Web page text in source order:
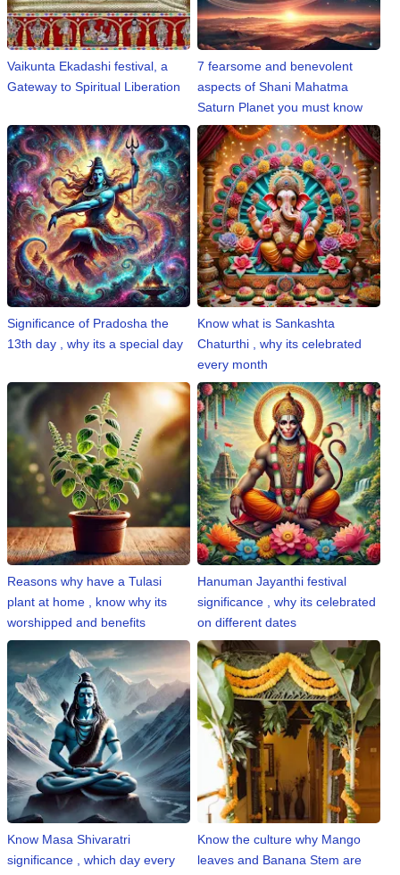
Vaikunta Ekadashi festival, a
Gateway to Spiritual Liberation
7 fearsome and benevolent
aspects of Shani Mahatma
Saturn Planet you must know
Significance of Pradosha the
13th day , why its a special day
Know what is Sankashta
Chaturthi , why its celebrated
every month
Reasons why have a Tulasi
plant at home , know why its
worshipped and benefits
Hanuman Jayanthi festival
significance , why its celebrated
on different dates
Know Masa Shivaratri
significance , which day every
Know the culture why Mango
leaves and Banana Stem are